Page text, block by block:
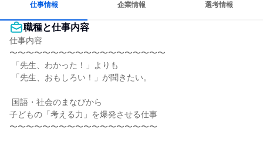
仕事情報 企業情報 選考情報
職種と仕事内容
仕事内容
〜〜〜〜〜〜〜〜〜〜〜〜〜〜〜〜〜〜〜
子どもの「考える力」を爆発させる仕事
〜〜〜〜〜〜〜〜〜〜〜〜〜〜〜〜〜〜